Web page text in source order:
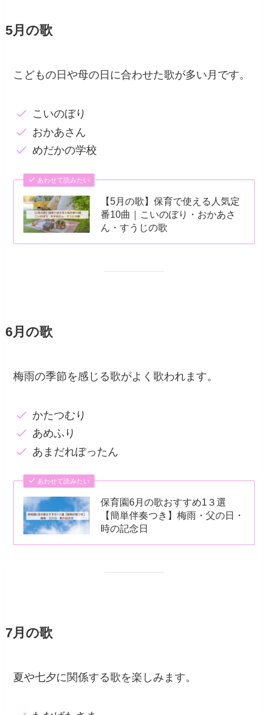
5月の歌
こどもの日や母の日に合わせた歌が多い月です。
こいのぼり
おかあさん
めだかの学校
あわせて読みたい
【5月の歌】保育で使える人気定
番10曲｜こいのぼり・おかあさ
ん・すうじの歌
6月の歌
梅雨の季節を感じる歌がよく歌われます。
かたつむり
あめふり
あまだれぽったん
あわせて読みたい
保育園6月の歌おすすめ1３選
【簡単伴奏つき】梅雨・父の日・
時の記念日
7月の歌
夏や七夕に関係する歌を楽しみます。